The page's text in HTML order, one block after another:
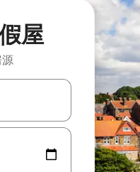
屋
或通过点击或滑动手势浏览。